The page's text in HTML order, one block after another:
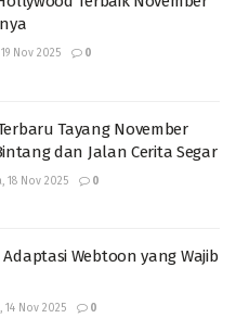
19 Nov 2025 0
Tayang November
dan Jalan Cerita Segar
18 Nov 2025 0
Adaptasi Webtoon yang Wajib
14 Nov 2025 0